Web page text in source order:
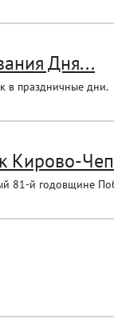
Дня...
в праздничные дни.
Кирово-
81-й годовщине